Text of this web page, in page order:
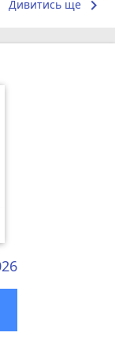
Дивитись ще keyboard_arrow_right